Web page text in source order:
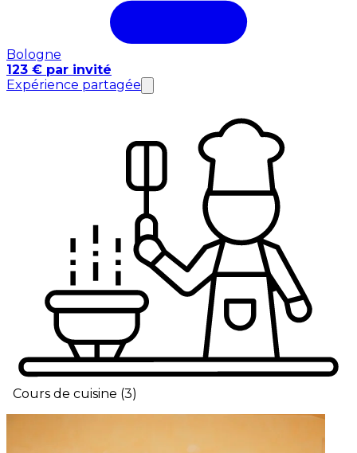
Bologne
123 € par invité
Expérience partagée
Cours de cuisine (3)